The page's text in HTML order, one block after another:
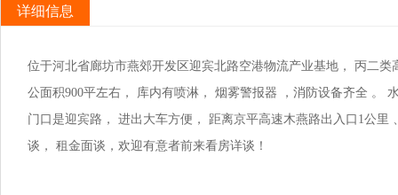
详细信息
位于河北省廊坊市燕郊开发区迎宾北路空港物流产业基地， 丙二
公面积900平左右， 库内有喷淋， 烟雾警报器 ，消防设备齐全 。
门口是迎宾路， 进出大车方便， 距离京平高速木燕路出入口1公
谈， 租金面谈，欢迎有意者前来看房详谈！